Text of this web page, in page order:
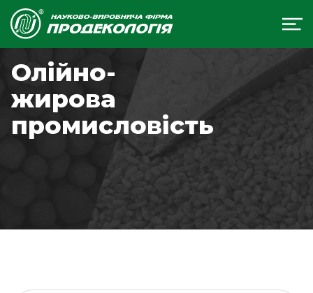
Олійно-
жирова
промисловість